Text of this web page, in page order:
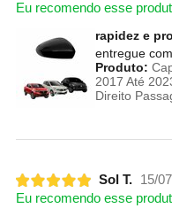
Eu recomendo esse
rapidez e
entregue
Produto:
2017 Até
Direito
Sol T.
15/
Eu recomendo esse